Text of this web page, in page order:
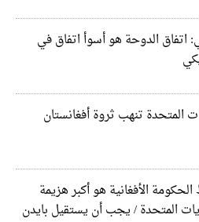
اتفاق الدوحة هو أسوأ اتفاق في
المتحدة تنهب ثروة أفغانستان
الأفغانية هو أكبر هزيمة
المتحدة / يجب أن يستقيل بايدن